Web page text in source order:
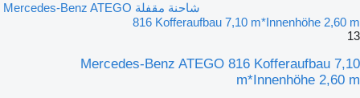
شاحنة مقفلة Mercedes-Benz ATEGO
816 Kofferaufbau 7,10 m*Innenhöhe 2,60 m
13
Mercedes-Benz ATEGO 816 Kofferaufbau 7,10
m*Innenhöhe 2,60 m